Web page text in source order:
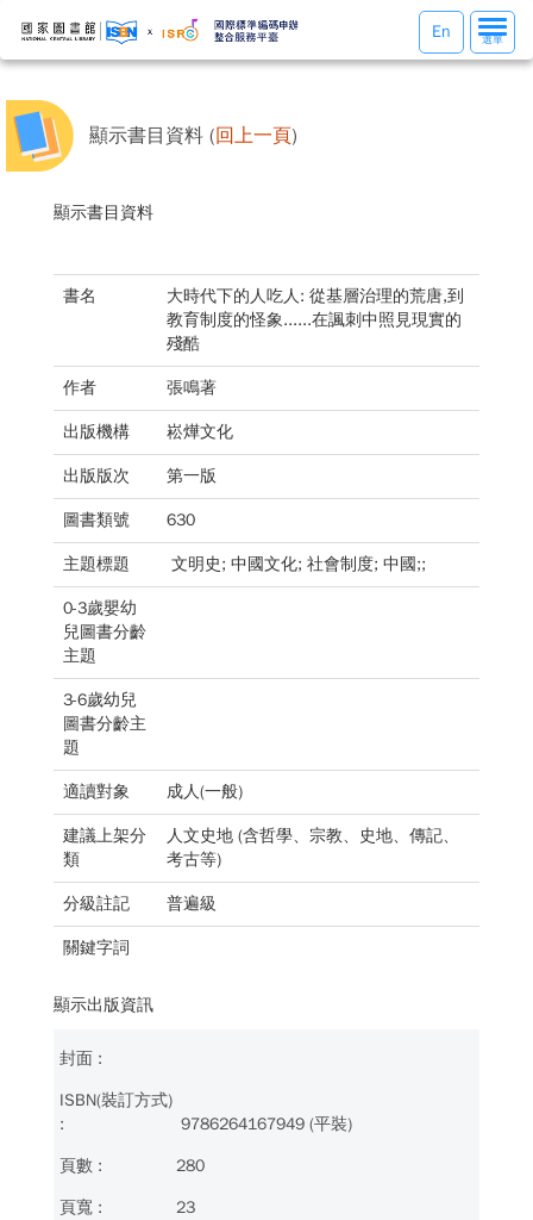
選
單
選單
En
顯示書目資料 (回上一頁)
顯示書目資料
書名
大時代下的人吃人: 從基層治理的荒唐,到
教育制度的怪象......在諷刺中照見現實的
殘酷
作者 張鳴著
出版機構 崧燁文化
出版版次 第一版
圖書類號 630
主題標題 文明史; 中國文化; 社會制度; 中國;;
0-3歲嬰幼
兒圖書分齡
主題
3-6歲幼兒
圖書分齡主
題
適讀對象 成人(一般)
建議上架分
類
人文史地 (含哲學、宗教、史地、傳記、
考古等)
分級註記 普遍級
關鍵字詞
顯示出版資訊
9786264167949 (平裝)
280
23